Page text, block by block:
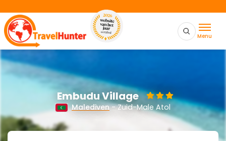
Menu
Embudu Village
Malediven- Zuid-Male Atol